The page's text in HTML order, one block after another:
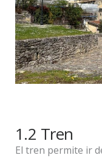
1.2 Tren
El tren permite ir